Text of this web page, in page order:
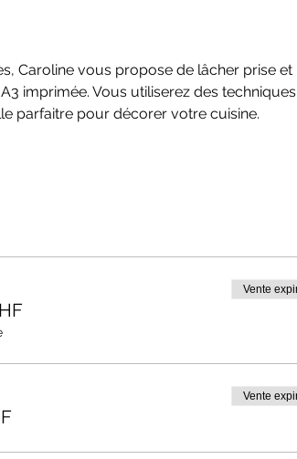
Caroline vous propose de lâcher prise et
imprimée. Vous utiliserez des techniques
parfaitre pour décorer votre cuisine.
Vente
Vente